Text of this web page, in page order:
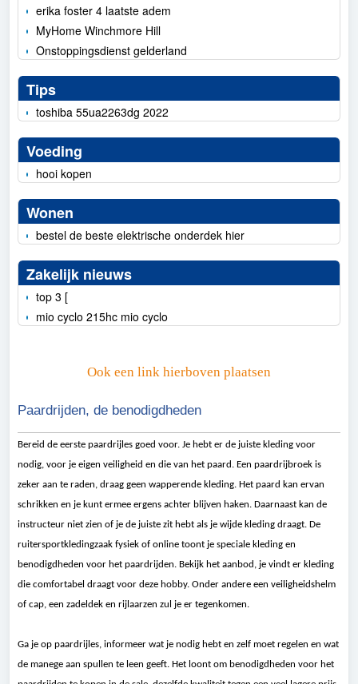
erika foster 4 laatste adem
MyHome Winchmore Hill
Onstoppingsdienst gelderland
Tips
toshiba 55ua2263dg 2022
Voeding
hooi kopen
Wonen
bestel de beste elektrische onderdek hier
Zakelijk nieuws
top 3 [
mio cyclo 215hc mio cyclo
Ook een link hierboven plaatsen
Paardrijden, de benodigdheden
Bereid de eerste paardrijles goed voor. Je hebt er de juiste kleding voor
nodig, voor je eigen veiligheid en die van het paard. Een paardrijbroek is
zeker aan te raden, draag geen wapperende kleding. Het paard kan ervan
schrikken en je kunt ermee ergens achter blijven haken. Daarnaast kan de
instructeur niet zien of je de juiste zit hebt als je wijde kleding draagt. De
ruitersportkledingzaak fysiek of online toont je speciale kleding en
benodigdheden voor het paardrijden. Bekijk het aanbod, je vindt er kleding
die comfortabel draagt voor deze hobby. Onder andere een veiligheidshelm
of cap, een zadeldek en rijlaarzen zul je er tegenkomen.
Ga je op paardrijles, informeer wat je nodig hebt en zelf moet regelen en wat
de manege aan spullen te leen geeft. Het loont om benodigdheden voor het